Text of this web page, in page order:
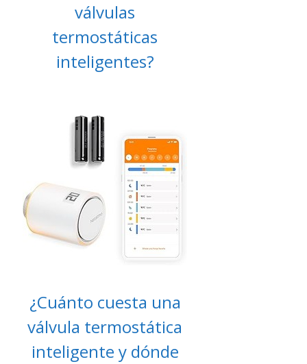
válvulas
termostáticas
inteligentes?
¿Cuánto cuesta una
válvula termostática
inteligente y dónde